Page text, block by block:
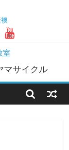
鎧】
画）
マサイクル